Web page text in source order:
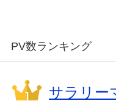
PV数ランキング
サラリー